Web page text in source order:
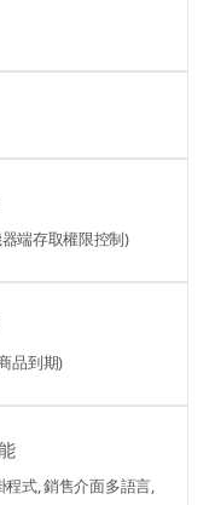
端存取權限控制)
品到期)
式, 銷售介面多語言,